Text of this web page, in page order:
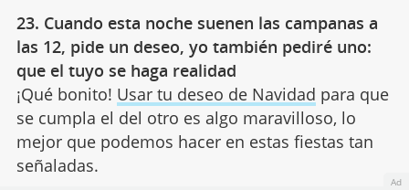
23. Cuando esta noche suenen las campanas a
las 12, pide un deseo, yo también pediré uno:
que el tuyo se haga realidad
¡Qué bonito! Usar tu deseo de Navidad para que
se cumpla el del otro es algo maravilloso, lo
mejor que podemos hacer en estas fiestas tan
señaladas.
Ad